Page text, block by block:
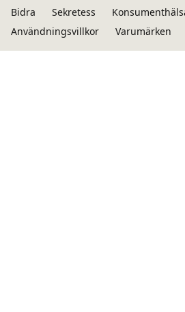
Bidra Sekretess
Användningsvillkor
Varumärken